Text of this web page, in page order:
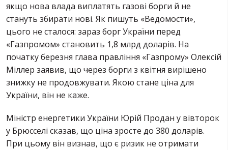
якщо нова влада виплатять газові борги й не
стануть збирати нові. Як пишуть «Ведомости»,
цього не сталося: зараз борг України перед
«Газпромом» становить 1,8 млрд доларів. На
початку березня глава правління «Газпрому» Олексій
Міллер заявив, що через борги з квітня вирішено
знижку не продовжувати. Якою стане ціна для
України, він не каже.
Міністр енергетики України Юрій Продан у вівторок
у Брюсселі сказав, що ціна зросте до 380 доларів.
При цьому він визнав, що є ризик не отримати